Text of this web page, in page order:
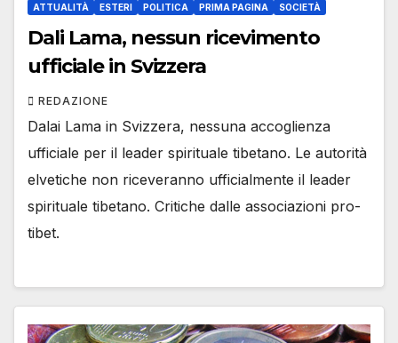
ATTUALITÀ ESTERI POLITICA PRIMA PAGINA SOCIETÀ
Dali Lama, nessun ricevimento
ufficiale in Svizzera
REDAZIONE
Dalai Lama in Svizzera, nessuna accoglienza
ufficiale per il leader spirituale tibetano. Le autorità
elvetiche non riceveranno ufficialmente il leader
spirituale tibetano. Critiche dalle associazioni pro-
tibet.